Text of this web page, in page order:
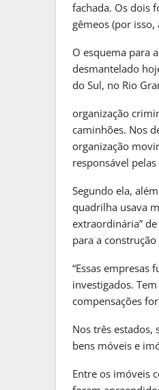
fachada. Os dois
gêmeos (por isso,
O esquema para
desmantelado
do Sul, no Rio
organização
caminhões. Nos
organização
responsável
Segundo ela,
quadrilha usava
extraordinária”
para a construção
“Essas
investigados.
compensações
Nos três estados,
bens móveis e
Entre os imóveis